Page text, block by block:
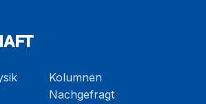
Kolumnen
Nachgefragt